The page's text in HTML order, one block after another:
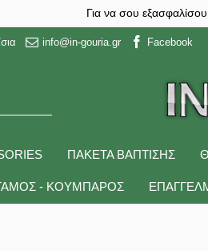
Για να σου
info@in-gouria.gr Facebook
ΠΑΚΕΤΑ ΒΑΠΤΙΣΗΣ
- ΚΟΥΜΠΑΡΟΣ